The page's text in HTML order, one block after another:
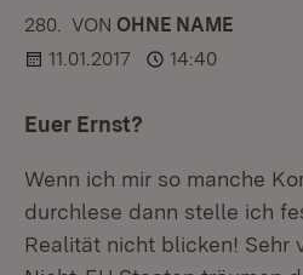
280. KOMMENTAR
VON :OHNE NAME
11.01.2017
14:40
Euer Ernst?
Wenn ich mir so manche
durchlese dann stelle ich
Realität nicht blicken! Sehr